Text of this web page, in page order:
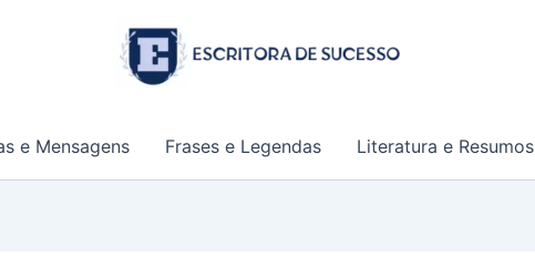
e Mensagens Frases e Legendas Literatura e Resumos